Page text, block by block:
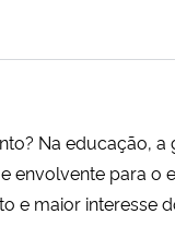
Na educação,
para o
e maior interesse